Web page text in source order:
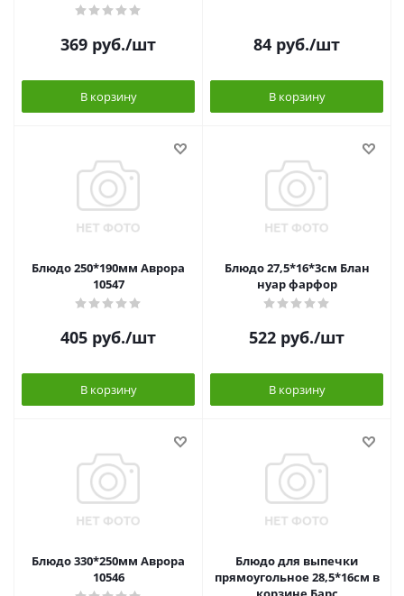
369 руб./шт
В корзину
84 руб./шт
В корзину
Блюдо 250*190мм Аврора
10547
405 руб./шт
В корзину
Блюдо 27,5*16*3см Блан
нуар фарфор
522 руб./шт
В корзину
Блюдо 330*250мм Аврора
10546
Блюдо для выпечки
прямоугольное 28,5*16см в